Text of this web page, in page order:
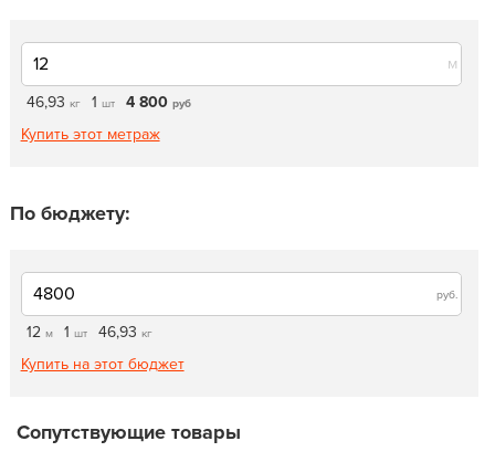
м
46,93 кг 1 шт 4 800 руб
Купить этот метраж
По бюджету:
руб.
12 м 1 шт 46,93 кг
Купить на этот бюджет
Сопутствующие товары